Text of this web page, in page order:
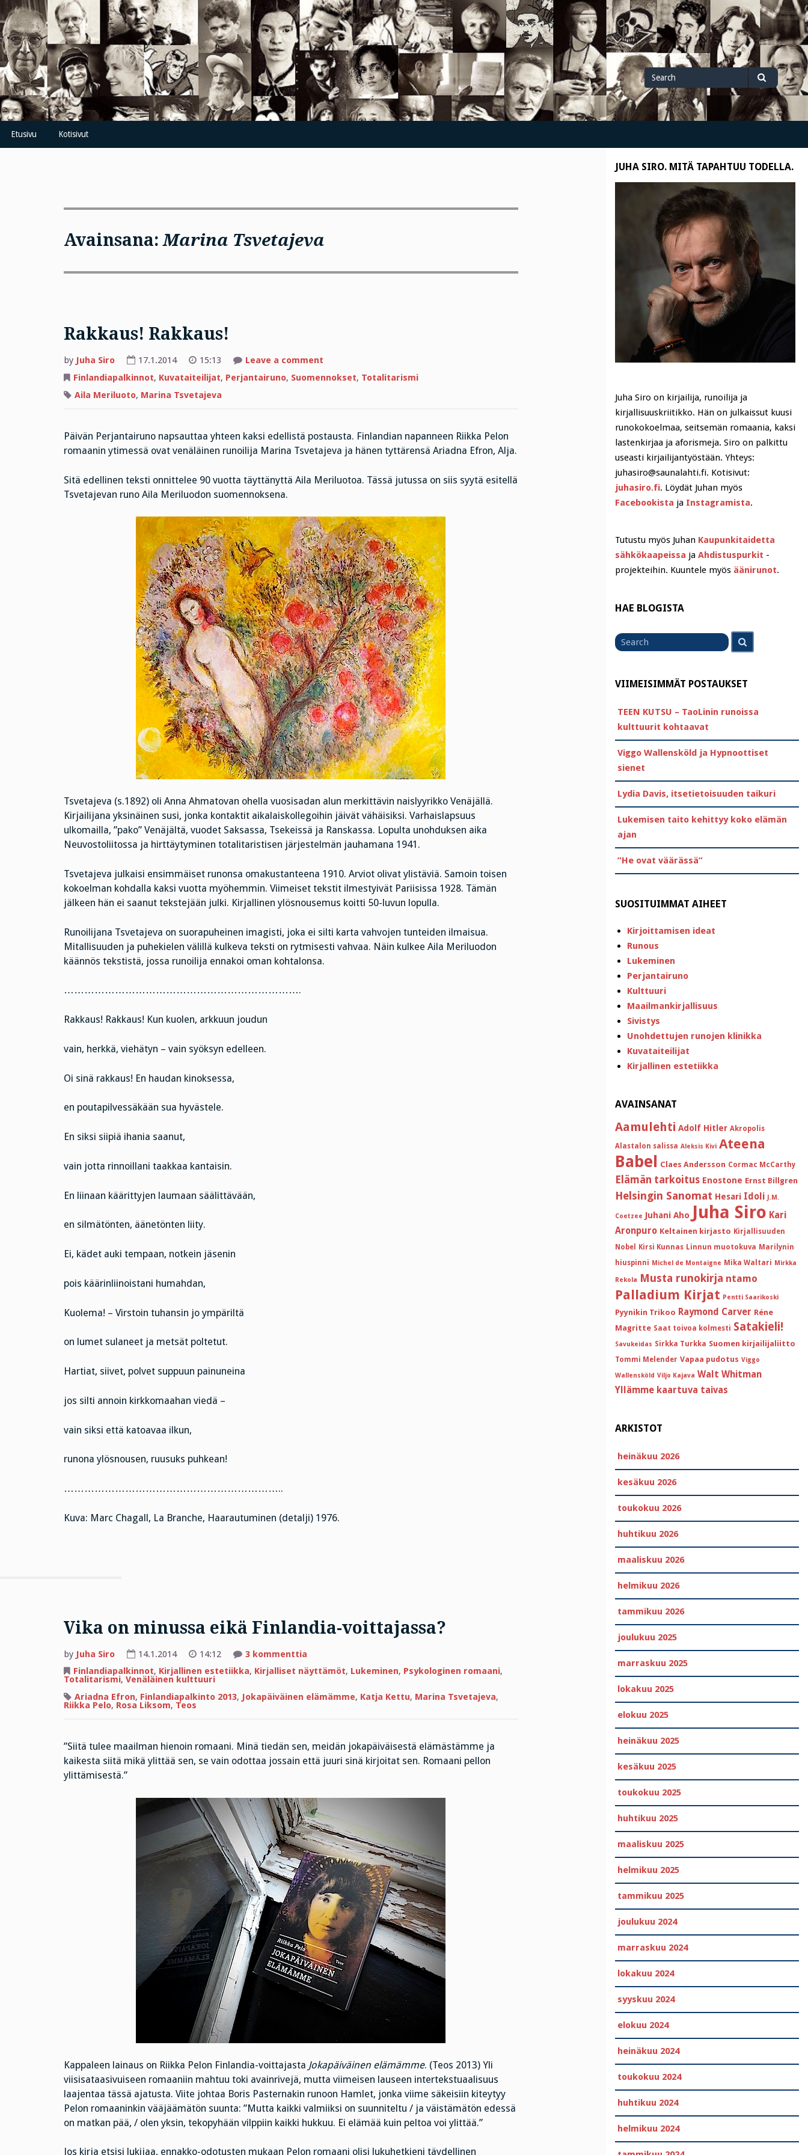
Skip
to
content
Search
for
Search
Etusivu Kotisivut
Avainsana:Marina Tsvetajeva
Rakkaus! Rakkaus!
by Juha Siro 17.1.2014 15:13 Leave a commenton
Rakkaus!
Finlandiapalkinnot, Kuvataiteilijat, Perjantairuno, Suomennokset, Totalitarismi
Aila Meriluoto, Marina Tsvetajeva
Päivän Perjantairuno napsauttaa yhteen kaksi edellistä postausta. Finlandian napanneen Riikka Pelon
romaanin ytimessä ovat venäläinen runoilija Marina Tsvetajeva ja hänen tyttärensä Ariadna Efron, Alja.
Sitä edellinen teksti onnittelee 90 vuotta täyttänyttä Aila Meriluotoa. Tässä jutussa on siis syytä esitellä
Tsvetajevan runo Aila Meriluodon suomennoksena.
Tsvetajeva (s.1892) oli Anna Ahmatovan ohella vuosisadan alun merkittävin naislyyrikko Venäjällä.
Kirjailijana yksinäinen susi, jonka kontaktit aikalaiskollegoihin jäivät vähäisiksi. Varhaislapsuus
ulkomailla, ”pako” Venäjältä, vuodet Saksassa, Tsekeissä ja Ranskassa. Lopulta unohduksen aika
Neuvostoliitossa ja hirttäytyminen totalitaristisen järjestelmän jauhamana 1941.
Tsvetajeva julkaisi ensimmäiset runonsa omakustanteena 1910. Arviot olivat ylistäviä. Samoin toisen
kokoelman kohdalla kaksi vuotta myöhemmin. Viimeiset tekstit ilmestyivät Pariisissa 1928. Tämän
jälkeen hän ei saanut tekstejään julki. Kirjallinen ylösnousemus koitti 50-luvun lopulla.
Runoilijana Tsvetajeva on suorapuheinen imagisti, joka ei silti karta vahvojen tunteiden ilmaisua.
Mitallisuuden ja puhekielen välillä kulkeva teksti on rytmisesti vahvaa. Näin kulkee Aila Meriluodon
käännös tekstistä, jossa runoilija ennakoi oman kohtalonsa.
…………………………………………………………….
Rakkaus! Rakkaus! Kun kuolen, arkkuun joudun
vain, herkkä, viehätyn – vain syöksyn edelleen.
Oi sinä rakkaus! En haudan kinoksessa,
en poutapilvessäkään sua hyvästele.
En siksi siipiä ihania saanut,
vain jotta rinnoillani taakkaa kantaisin.
En liinaan käärittyjen laumaan säälittävään,
en silmätönten, äänetönten liity.
Ei, kädet auki tempaan, notkein jäsenin
pois käärinliinoistani humahdan,
Kuolema! – Virstoin tuhansin jo ympäriltä
on lumet sulaneet ja metsät poltetut.
Hartiat, siivet, polvet suppuun painuneina
jos silti annoin kirkkomaahan viedä –
vain siksi että katoavaa ilkun,
runona ylösnousen, ruusuks puhkean!
………………………………………………………..
Kuva: Marc Chagall, La Branche, Haarautuminen (detalji) 1976.
Vika on minussa eikä Finlandia-voittajassa?
by Juha Siro 14.1.2014 14:12 3 kommenttiaartikkeliin
on
minussa
Finlandia-
voittajassa?
Finlandiapalkinnot, Kirjallinen estetiikka, Kirjalliset näyttämöt, Lukeminen, Psykologinen romaani,
Totalitarismi, Venäläinen kulttuuri
Ariadna Efron, Finlandiapalkinto 2013, Jokapäiväinen elämämme, Katja Kettu, Marina Tsvetajeva,
Riikka Pelo, Rosa Liksom, Teos
”Siitä tulee maailman hienoin romaani. Minä tiedän sen, meidän jokapäiväisestä elämästämme ja
kaikesta siitä mikä ylittää sen, se vain odottaa jossain että juuri sinä kirjoitat sen. Romaani pellon
ylittämisestä.”
Kappaleen lainaus on Riikka Pelon Finlandia-voittajasta Jokapäiväinen elämämme. (Teos 2013) Yli
viisisataasivuiseen romaaniin mahtuu toki avainrivejä, mutta viimeisen lauseen intertekstuaalisuus
laajentaa tässä ajatusta. Viite johtaa Boris Pasternakin runoon Hamlet, jonka viime säkeisiin kiteytyy
Pelon romaaninkin vääjäämätön suunta: ”Mutta kaikki valmiiksi on suunniteltu / ja väistämätön edessä
on matkan pää, / olen yksin, tekopyhään vilppiin kaikki hukkuu. Ei elämää kuin peltoa voi ylittää.”
Jos kirja etsisi lukijaa, ennakko-odotusten mukaan Pelon romaani olisi lukuhetkieni täydellinen
JUHA SIRO. MITÄ TAPAHTUU TODELLA.
Juha Siro on kirjailija, runoilija ja
kirjallisuuskriitikko. Hän on julkaissut kuusi
runokokoelmaa, seitsemän romaania, kaksi
lastenkirjaa ja aforismeja. Siro on palkittu
useasti kirjailijantyöstään. Yhteys:
juhasiro@saunalahti.fi. Kotisivut:
juhasiro.fi. Löydät Juhan myös
Facebookista ja Instagramista.
Tutustu myös Juhan Kaupunkitaidetta
sähkökaapeissa ja Ahdistuspurkit -
projekteihin. Kuuntele myös äänirunot.
HAE BLOGISTA
for
VIIMEISIMMÄT POSTAUKSET
TEEN KUTSU – TaoLinin runoissa
kulttuurit kohtaavat
Viggo Wallensköld ja Hypnoottiset
sienet
Lydia Davis, itsetietoisuuden taikuri
Lukemisen taito kehittyy koko elämän
ajan
”He ovat väärässä”
SUOSITUIMMAT AIHEET
Kirjoittamisen ideat
Runous
Lukeminen
Perjantairuno
Kulttuuri
Maailmankirjallisuus
Sivistys
Unohdettujen runojen klinikka
Kuvataiteilijat
Kirjallinen estetiikka
AVAINSANAT
Aamulehti Adolf Hitler Akropolis
Alastalon salissa Aleksis Kivi Ateena
Babel Claes Andersson Cormac McCarthy
Elämän tarkoitus Enostone Ernst Billgren
Helsingin Sanomat Hesari Idoli J.M.
Coetzee Juhani Aho Juha Siro Kari
Aronpuro Keltainen kirjasto Kirjallisuuden
Nobel
Kirsi Kunnas Linnun muotokuva Marilynin
hiuspinni Michel de Montaigne Mika Waltari Mirkka
Rekola Musta runokirja ntamo
Palladium Kirjat Pentti Saarikoski
Pyynikin Trikoo Raymond Carver Réne
Magritte Saat toivoa kolmesti Satakieli!
Savukeidas Sirkka Turkka Suomen kirjailijaliitto
Tommi Melender Vapaa pudotus Viggo
Wallensköld Viljo Kajava Walt Whitman
Yllämme kaartuva taivas
ARKISTOT
heinäkuu 2026
kesäkuu 2026
toukokuu 2026
huhtikuu 2026
maaliskuu 2026
helmikuu 2026
tammikuu 2026
joulukuu 2025
marraskuu 2025
lokakuu 2025
elokuu 2025
heinäkuu 2025
kesäkuu 2025
toukokuu 2025
huhtikuu 2025
maaliskuu 2025
helmikuu 2025
tammikuu 2025
joulukuu 2024
marraskuu 2024
lokakuu 2024
syyskuu 2024
elokuu 2024
heinäkuu 2024
toukokuu 2024
huhtikuu 2024
helmikuu 2024